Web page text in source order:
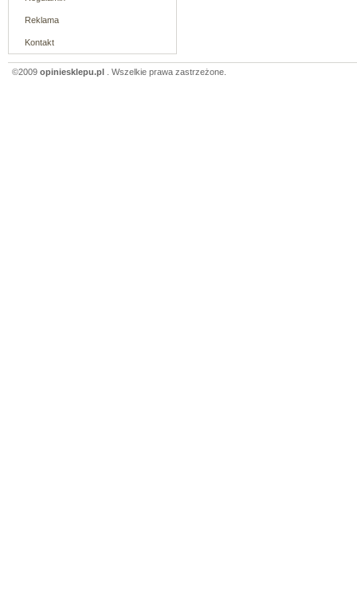
Reklama
Kontakt
©2009 opiniesklepu.pl . Wszelkie prawa zastrzeżone.